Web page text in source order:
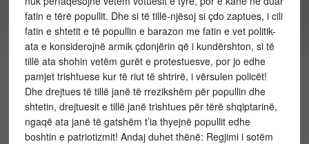
fatin e tërë popullit. Dhe si të tillë-njësoj si çdo zaptues, i cili
fatin e shtetit e të popullin e barazon me fatin e vet politik-
ata e konsiderojnë armik çdonjërin që i kundërshton, si të
tillë ata shohin vetëm gurët e protestuesve, por jo edhe
pamjet trishtuese kur të riut të shtrirë, i vërsulen policët!
Dhe drejtues të tillë janë të rrezikshëm për popullin dhe
shtetin, drejtuesit e tillë janë trishtues për tërë shqiptarinë,
ngaqë ata janë të gatshëm t’ia thyejnë popullit edhe
boshtin e patriotizmit! Andaj duhet thënë: Regjimi i sotëm